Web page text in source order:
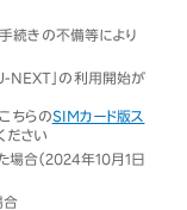
続きの不備等により
NEXT」の利用開始が
ちらのSIMカード版ス
ださい
場合（2024年10月1日
合